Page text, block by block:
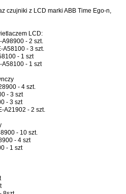
czujniki z LCD marki ABB Time Ego-n,
LCD:
A98900 - 2 szt.
A58100 - 3 szt.
- 1 szt
A58100 - 1 szt
- 4 szt.
- 3 szt
- 3 szt
A21902 - 2 szt.
- 10 szt.
- 4 szt
- 1 szt